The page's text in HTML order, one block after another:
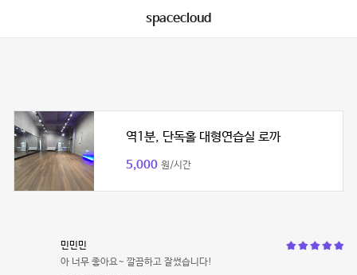
spacecloud
역1분, 단독홀 대형연습실 로까
5,000 원/시간
민민민
아 너무 좋아요~ 깔끔하고 잘썼습니다!